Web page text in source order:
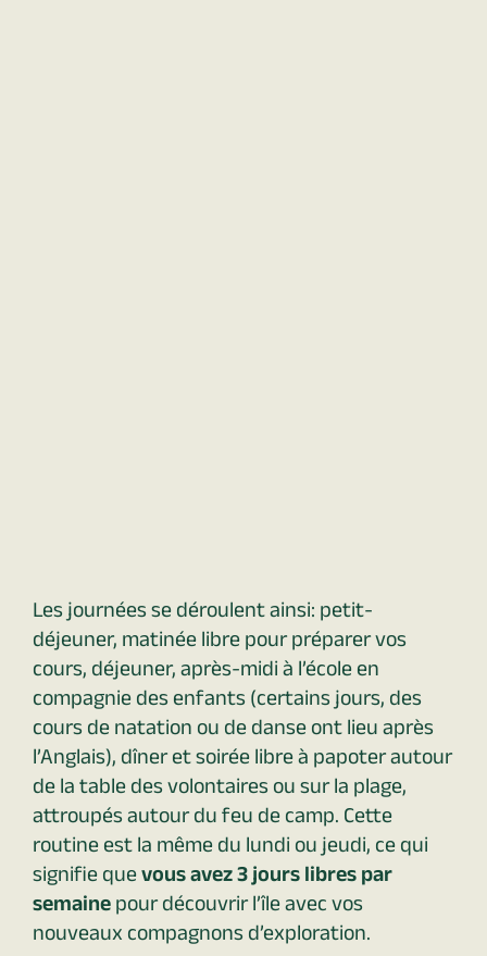
Les journées se déroulent ainsi: petit-
déjeuner, matinée libre pour préparer vos
cours, déjeuner, après-midi à l’école en
compagnie des enfants (certains jours, des
cours de natation ou de danse ont lieu après
l’Anglais), dîner et soirée libre à papoter autour
de la table des volontaires ou sur la plage,
attroupés autour du feu de camp. Cette
routine est la même du lundi ou jeudi, ce qui
signifie quevous avez 3 jours libres par
semainepour découvrir l’île avec vos
nouveaux compagnons d’exploration.